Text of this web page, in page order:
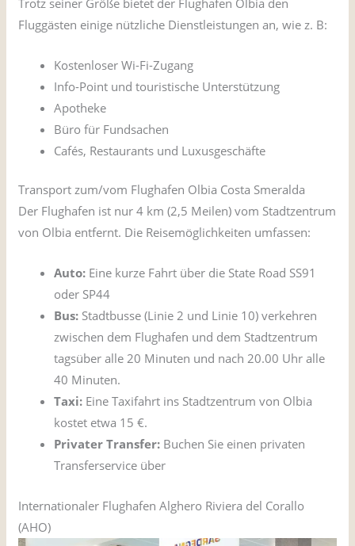
Fluggästen einige nützliche Dienstleistungen an, wie z. B:
Kostenloser Wi-Fi-Zugang
Info-Point und touristische Unterstützung
Apotheke
Büro für Fundsachen
Cafés, Restaurants und Luxusgeschäfte
Transport zum/vom Flughafen Olbia Costa Smeralda
Der Flughafen ist nur 4 km (2,5 Meilen) vom Stadtzentrum
von Olbia entfernt. Die Reisemöglichkeiten umfassen:
Auto: Eine kurze Fahrt über die State Road SS91
oder SP44
Bus: Stadtbusse (Linie 2 und Linie 10) verkehren
zwischen dem Flughafen und dem Stadtzentrum
tagsüber alle 20 Minuten und nach 20.00 Uhr alle
40 Minuten.
Taxi: Eine Taxifahrt ins Stadtzentrum von Olbia
kostet etwa 15 €.
Privater Transfer: Buchen Sie einen privaten
Transferservice über
Internationaler Flughafen Alghero Riviera del Corallo
(AHO)